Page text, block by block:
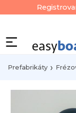
Prefabrikáty